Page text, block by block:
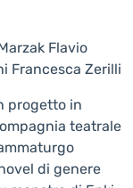
Flavio
Francesca Zerilli
progetto in
teatrale
di genere